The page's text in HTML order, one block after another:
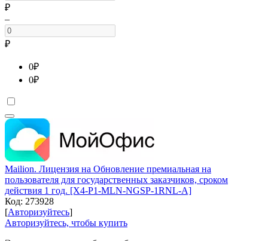
₽
–
₽
0₽
0₽
Mailion. Лицензия на Обновление премиальная на
пользователя для государственных заказчиков, сроком
действия 1 год. [X4-P1-MLN-NGSP-1RNL-A]
Код: 273928
[Авторизуйтесь]
Авторизуйтесь, чтобы купить